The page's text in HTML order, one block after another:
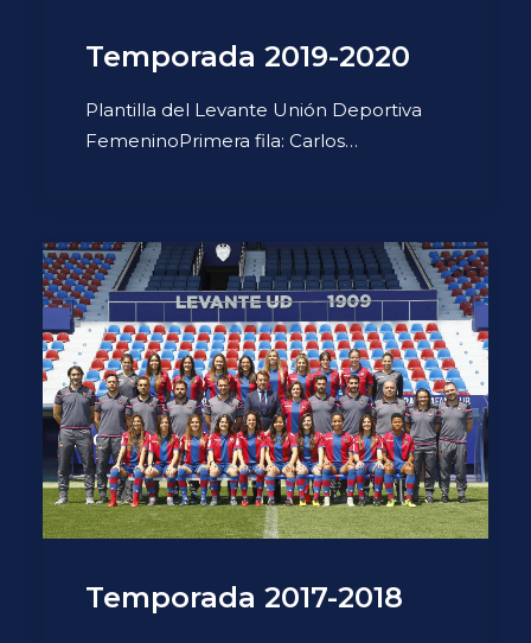
Temporada 2019-2020
Plantilla del Levante Unión Deportiva
FemeninoPrimera fila: Carlos…
Temporada 2017-2018